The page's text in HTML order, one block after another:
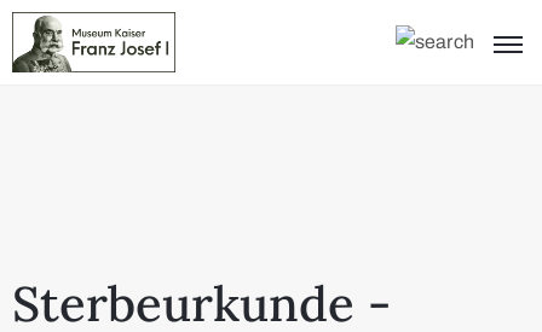
Sterbeurkunde -